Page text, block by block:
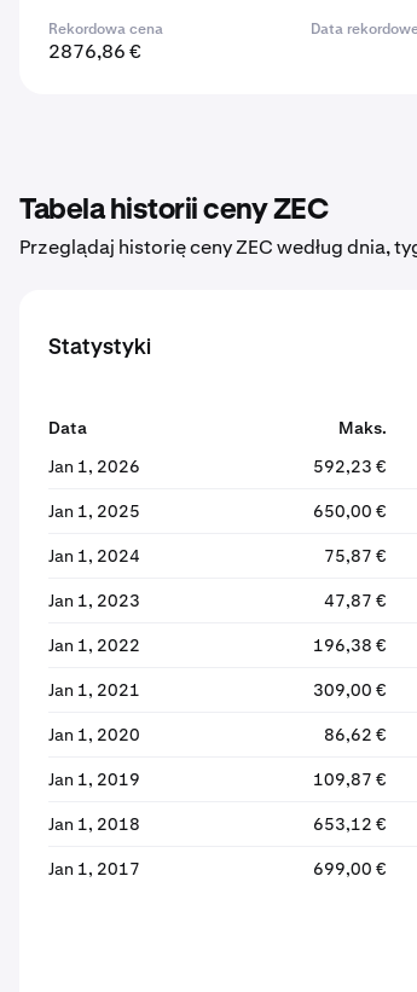
Rekordowa cena
2876,86 €
Data
Tabela historii ceny ZEC
Przeglądaj historię ceny ZEC według dnia,
Statystyki
Data Maks.
Jan 1, 2026
592,23 €
Jan 1, 2025 650,00 €
Jan 1, 2024 75,87 €
Jan 1, 2023 47,87 €
Jan 1, 2022 196,38 €
Jan 1, 2021 309,00 €
Jan 1, 2020 86,62 €
Jan 1, 2019 109,87 €
Jan 1, 2018 653,12 €
Jan 1, 2017 699,00 €